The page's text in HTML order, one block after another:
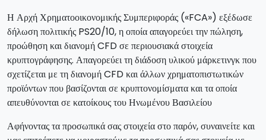
Η Αρχή Χρηματοοικονομικής Συμπεριφοράς («FCA») εξέδωσε
δήλωση πολιτικής PS20/10, η οποία απαγορεύει την πώληση,
προώθηση και διανομή CFD σε περιουσιακά στοιχεία
κρυπτογράφησης. Απαγορεύει τη διάδοση υλικού μάρκετινγκ που
σχετίζεται με τη διανομή CFD και άλλων χρηματοπιστωτικών
προϊόντων που βασίζονται σε κρυπτονομίσματα και τα οποία
απευθύνονται σε κατοίκους του Ηνωμένου Βασιλείου
Αφήνοντας τα προσωπικά σας στοιχεία στο παρόν, συναινείτε και